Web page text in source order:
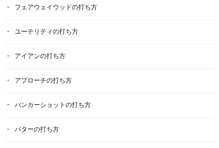
フェアウェイウッドの打ち方
ユーテリティの打ち方
アイアンの打ち方
アプローチの打ち方
バンカーショットの打ち方
パターの打ち方